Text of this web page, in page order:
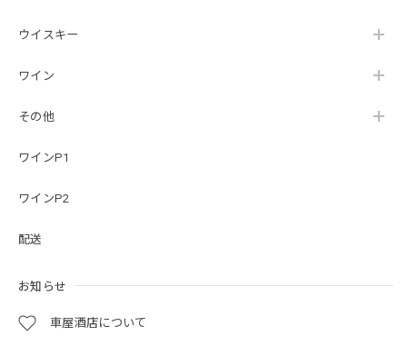
ウイスキー
ワイン
その他
ワインP1
ワインP2
配送
お知らせ
車屋酒店について